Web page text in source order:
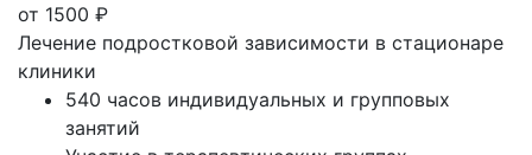
от 1500 ₽
Лечение подростковой зависимости в стационаре
клиники
540 часов индивидуальных и групповых
занятий